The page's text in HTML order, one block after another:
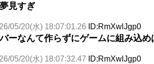
見すぎ
05/20(水) 18:07:01.26 ID:RmXwlJgp0
ーなんて作らずにゲームに組み込
05/20(水) 18:07:32.47 ID:RmXwlJgp0